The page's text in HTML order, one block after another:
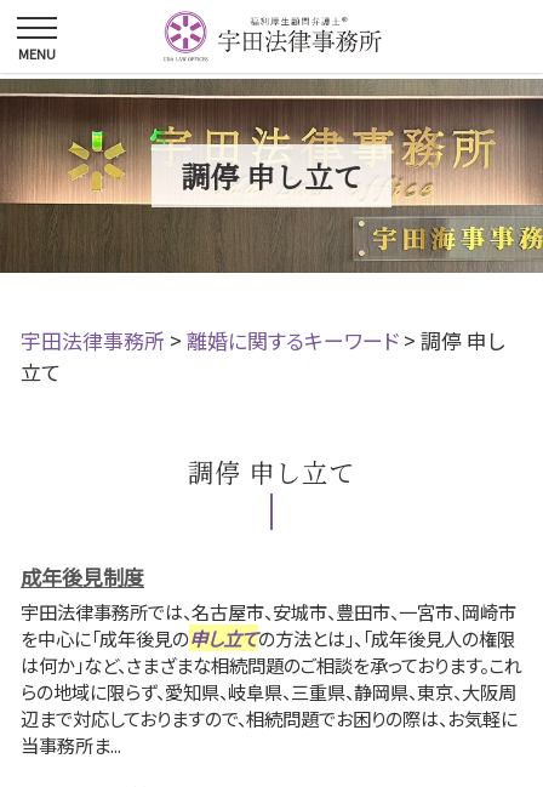
調停 申し立て
宇田法律事務所 > 離婚に関するキーワード > 調停 申し
立て
調停 申し立て
成年後見制度
宇田法律事務所では、名古屋市、安城市、豊田市、一宮市、岡崎市
を中心に「成年後見の申し立ての方法とは」、「成年後見人の権限
は何か」など、さまざまな相続問題のご相談を承っております。これ
らの地域に限らず、愛知県、岐阜県、三重県、静岡県、東京、大阪周
辺まで対応しておりますので、相続問題でお困りの際は、お気軽に
当事務所ま...